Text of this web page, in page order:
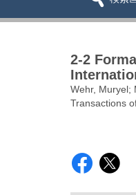
2-2
Wehr, Muryel;
Transactions